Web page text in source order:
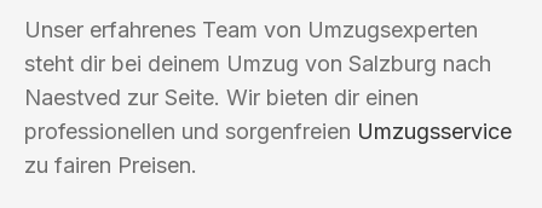
Unser erfahrenes Team von Umzugsexperten
steht dir bei deinem Umzug von Salzburg nach
Naestved zur Seite. Wir bieten dir einen
professionellen und sorgenfreien Umzugsservice
zu fairen Preisen.